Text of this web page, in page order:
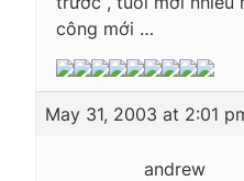
công mới …
May 31, 2003 at 2:01
andrew